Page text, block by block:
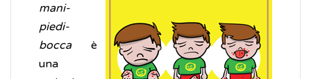
mani-
piedi-
boccaè
una